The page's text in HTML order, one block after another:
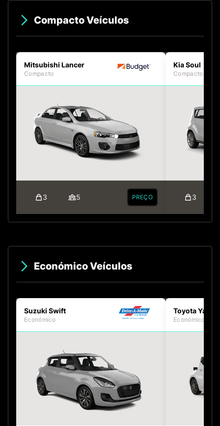
Compacto Veículos
Mitsubishi Lancer
Compacto
3 5 PREÇO
Kia Soul
Compacto
3
Económico Veículos
Suzuki Swift
Económico
Toyota Yaris
Económico